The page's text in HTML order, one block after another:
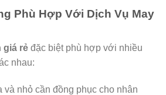
Phù Hợp Với Dịch Vụ May
giá rẻ đặc biệt phù hợp với nhiều
nhau:
và nhỏ cần đồng phục cho nhân